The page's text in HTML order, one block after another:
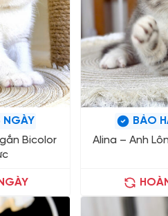
NGÀY
Bicolor
BẢO
Alina – Anh